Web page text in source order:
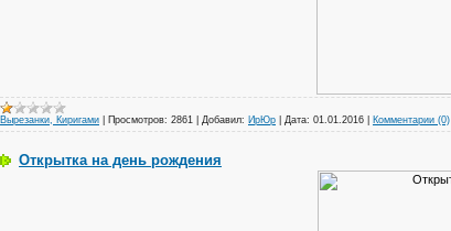
Вырезанки, Киригами Просмотров: 2861 Добавил: ИрЮр Дата: 01.01.2016 Комментарии (0)
Открытка на день рождения